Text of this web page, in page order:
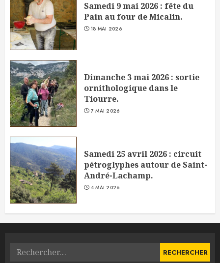
Samedi 9 mai 2026 : fête du
Pain au four de Micalin.
18 MAI 2026
Dimanche 3 mai 2026 : sortie
ornithologique dans le
Tiourre.
7 MAI 2026
Samedi 25 avril 2026 : circuit
pétroglyphes autour de Saint-
André-Lachamp.
4 MAI 2026
Rechercher :